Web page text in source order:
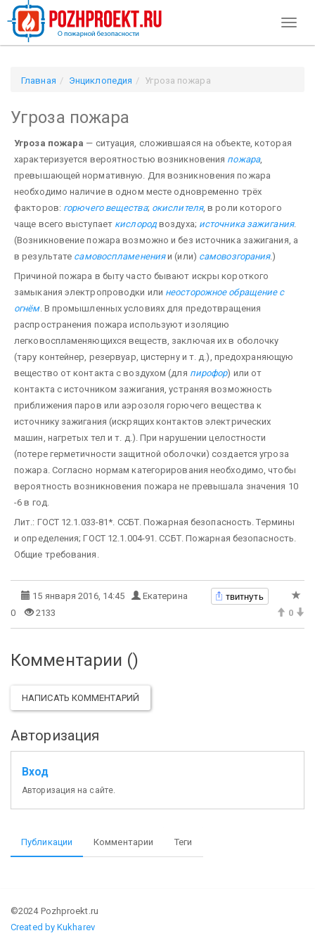
Главная Энциклопедия Угроза пожара
Угроза пожара
Угроза пожара — ситуация, сложившаяся на объекте, которая
характеризуется вероятностью возникновения пожара,
превышающей нормативную. Для возникновения пожара
необходимо наличие в одном месте одновременно трёх
факторов: горючего вещества; окислителя, в роли которого
чаще всего выступает кислородвоздуха; источника зажигания.
(Возникновение пожара возможно и без источника зажигания, а
в результате самовоспламененияи (или) самовозгорания.)
Причиной пожара в быту часто бывают искры короткого
замыкания электропроводки или неосторожное обращение с
огнём. В промышленных условиях для предотвращения
распространения пожара используют изоляцию
легковоспламеняющихся веществ, заключая их в оболочку
(тару контейнер, резервуар, цистерну и т. д.), предохраняющую
вещество от контакта с воздухом (для пирофор) или от
контакта с источником зажигания, устраняя возможность
приближения паров или аэрозоля горючего вещества к
источнику зажигания (искрящих контактов электрических
машин, нагретых тел и т. д.). При нарушении целостности
(потере герметичности защитной оболочки) создается угроза
пожара. Согласно нормам категорирования необходимо, чтобы
вероятность возникновения пожара не превышала значения 10
-6 в год.
Лит.: ГОСТ 12.1.033-81*. ССБТ. Пожарная безопасность. Термины
и определения; ГОСТ 12.1.004-91. ССБТ. Пожарная безопасность.
Общие требования.
15 января 2016, 14:45 Екатерина твитнуть
0 2133 0
Комментарии ()
НАПИСАТЬ КОММЕНТАРИЙ
Авторизация
Вход
Авторизация на сайте.
Публикации Комментарии Теги
©2024 Pozhproekt.ru
Created by Kukharev